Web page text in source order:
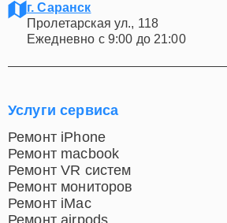
г. Саранск
Пролетарская ул., 118
Ежедневно с 9:00 до 21:00
Услуги сервиса
Ремонт iPhone
Ремонт macbook
Ремонт VR систем
Ремонт мониторов
Ремонт iMac
Ремонт airpods